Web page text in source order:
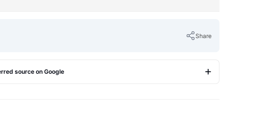
Share
source on Google